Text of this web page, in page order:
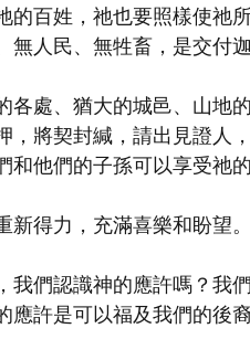
百姓，祂也要照樣使祂
無人民、無牲畜，是交付
各處、猶大的城邑、山地
，將契封緘，請出見證人
他們的子孫可以享受祂的
得力，充滿喜樂和盼望。
我們認識神的應許嗎？我
應許是可以福及我們的後